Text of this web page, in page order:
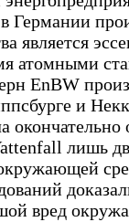
Германии
является
атомными
EnBW
и
лишь
вред